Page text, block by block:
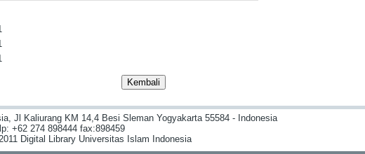
Jl Kaliurang KM 14,4 Besi Sleman Yogyakarta 55584 - Indonesia
+62 274 898444 fax:898459
Digital Library Universitas Islam Indonesia